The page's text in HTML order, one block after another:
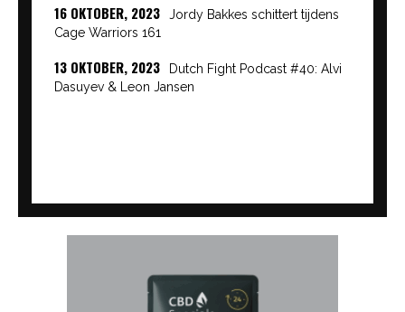
16 OKTOBER, 2023
Jordy Bakkes schittert tijdens
Cage Warriors 161
13 OKTOBER, 2023
Dutch Fight Podcast #40: Alvi
Dasuyev & Leon Jansen